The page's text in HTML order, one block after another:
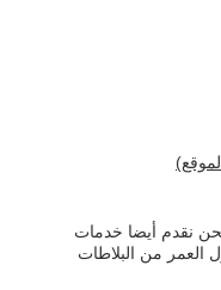
نقدم أيضا خدمات
العمر من البلاطات